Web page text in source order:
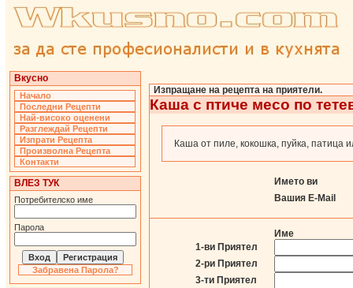
Вкусно
Начало
Последни Рецепти
Най-високо оценени
Разглеждай Рецепти
Изпрати Рецепта
Произволна Рецепта
Контакти
ВЛЕЗ ТУК
Потребителско име
Парола
Забравена Парола?
Изпращане на рецепта на приятели.
Каша с птиче месо по
Каша от пиле, кокошка, пуйка, патица
Името ви
Вашия E-Mail
Име
1-ви Приятел
2-ри Приятел
3-ти Приятел